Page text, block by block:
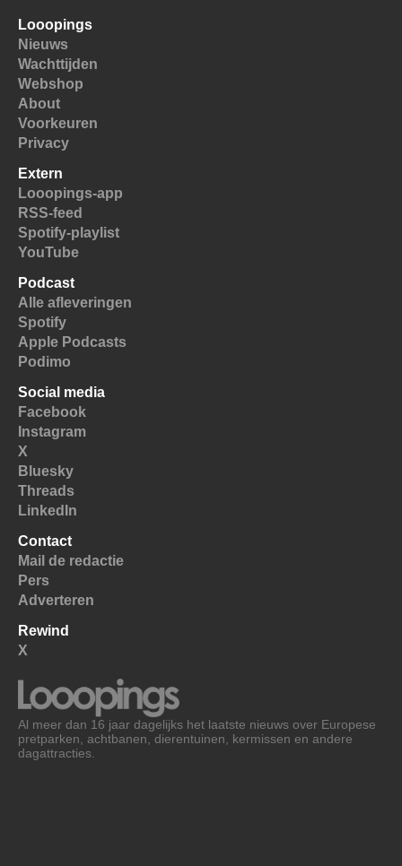
Looopings
Nieuws
Wachttijden
Webshop
About
Voorkeuren
Privacy
Extern
Looopings-app
RSS-feed
Spotify-playlist
YouTube
Podcast
Alle afleveringen
Spotify
Apple Podcasts
Podimo
Social media
Facebook
Instagram
X
Bluesky
Threads
LinkedIn
Contact
Mail de redactie
Pers
Adverteren
Rewind
X
Al meer dan 16 jaar dagelijks het laatste nieuws over Europese
pretparken, achtbanen, dierentuinen, kermissen en andere
dagattracties.